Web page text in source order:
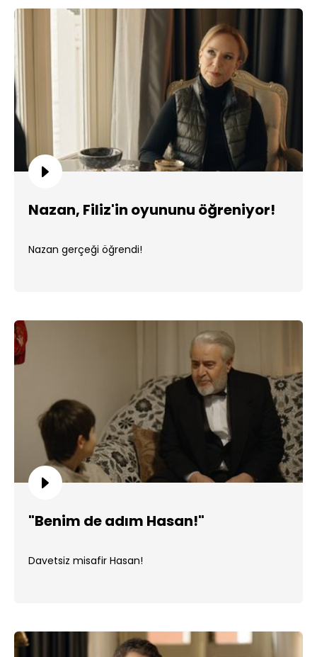
Nazan, Filiz'in oyununu öğreniyor!
Nazan gerçeği öğrendi!
"Benim de adım Hasan!"
Davetsiz misafir Hasan!